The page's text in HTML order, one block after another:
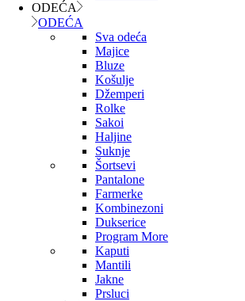
ODEĆA
ODEĆA
Sva odeća
Majice
Bluze
Košulje
Džemperi
Rolke
Sakoi
Haljine
Suknje
Šortsevi
Pantalone
Farmerke
Kombinezoni
Dukserice
Program More
Kaputi
Mantili
Jakne
Prsluci